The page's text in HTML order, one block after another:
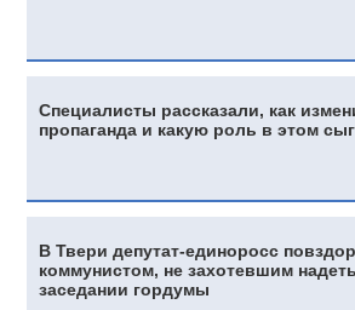
Специалисты рассказали, как
пропаганда и какую роль в этом
В Твери депутат-единоросс
коммунистом, не захотевшим
заседании гордумы